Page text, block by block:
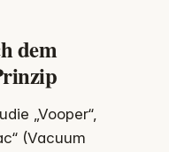
dem
„Vooper“,
(Vacuum